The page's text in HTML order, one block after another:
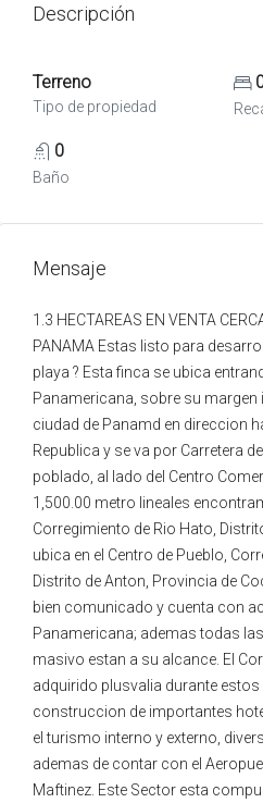
Descripción
Terreno
Tipo de propiedad
0
Baño
Mensaje
1.3 HECTAREAS EN VENTA
PANAMA Estas listo para
playa ? Esta finca se ubica
Panamericana, sobre su margen
ciudad de Panamd en direccion
Republica y se va por Carretera
poblado, al lado del Centro
1,500.00 metro lineales
Corregimiento de Rio Hato,
ubica en el Centro de Pueblo,
Distrito de Anton, Provincia de
bien comunicado y cuenta con
Panamericana; ademas todas
masivo estan a su alcance. El
adquirido plusvalia durante
construccion de importantes
el turismo interno y externo,
ademas de contar con el
Maftinez. Este Sector esta